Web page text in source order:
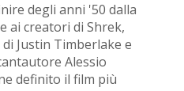
degli anni '50 dalla
ai creatori di Shrek,
Justin Timberlake e
Alessio
definito il film più